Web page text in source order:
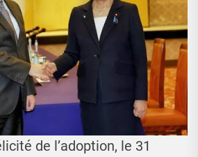
de l’adoption, le 31